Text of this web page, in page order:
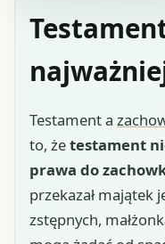
Testament a
to, żetestament
prawa do
przekazał majątek
zstępnych,